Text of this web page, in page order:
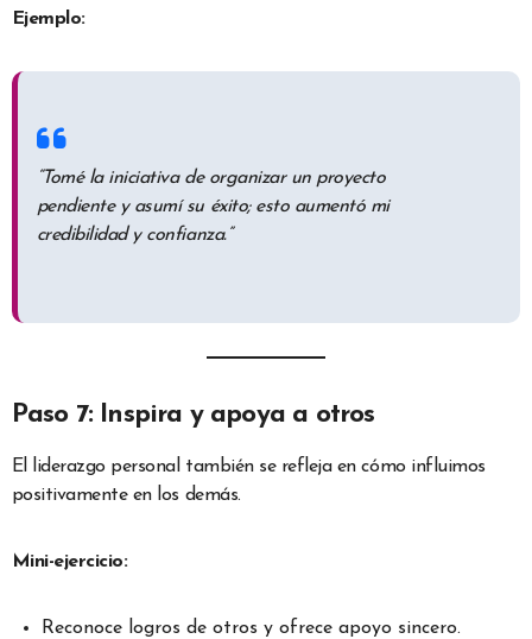
Ejemplo:
“Tomé la iniciativa de organizar un proyecto
pendiente y asumí su éxito; esto aumentó mi
credibilidad y confianza.”
Paso 7: Inspira y apoya a otros
El liderazgo personal también se refleja en cómo influimos
positivamente en los demás.
Mini-ejercicio:
Reconoce logros de otros y ofrece apoyo sincero.